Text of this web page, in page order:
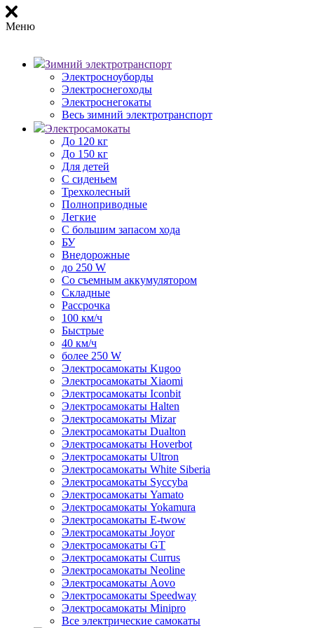
Меню
Зимний электротранспорт
Электросноуборды
Электроснегоходы
Электроснегокаты
Весь зимний электротранспорт
Электросамокаты
До 120 кг
До 150 кг
Для детей
С сиденьем
Трехколесный
Полноприводные
Легкие
С большим запасом хода
БУ
Внедорожные
до 250 W
Со съемным аккумулятором
Складные
Рассрочка
100 км/ч
Быстрые
40 км/ч
более 250 W
Электросамокаты Kugoo
Электросамокаты Xiaomi
Электросамокаты Iconbit
Электросамокаты Halten
Электросамокаты Mizar
Электросамокаты Dualton
Электросамокаты Hoverbot
Электросамокаты Ultron
Электросамокаты White Siberia
Электросамокаты Syccyba
Электросамокаты Yamato
Электросамокаты Yokamura
Электросамокаты E-twow
Электросамокаты Joyor
Электросамокаты GT
Электросамокаты Currus
Электросамокаты Neoline
Электросамокаты Aovo
Электросамокаты Speedway
Электросамокаты Minipro
Все электрические самокаты